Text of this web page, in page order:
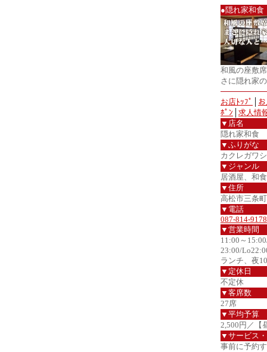
●隠れ家和
和風の座敷
さに隠れ家
お店ﾄｯﾌﾟ
ﾎﾟﾝ
求人情
▼店名
隠れ家和食
▼ふりがな
カクレガワ
▼ジャンル
居酒屋、和食
▼住所
高松市三条
▼電話
087-814-9178
▼営業時間
11:00～
23:00/
ランチ、夜
▼定休日
不定休
▼客席数
27席
▼平均予算
2,500円／【
▼サービス
事前に予約